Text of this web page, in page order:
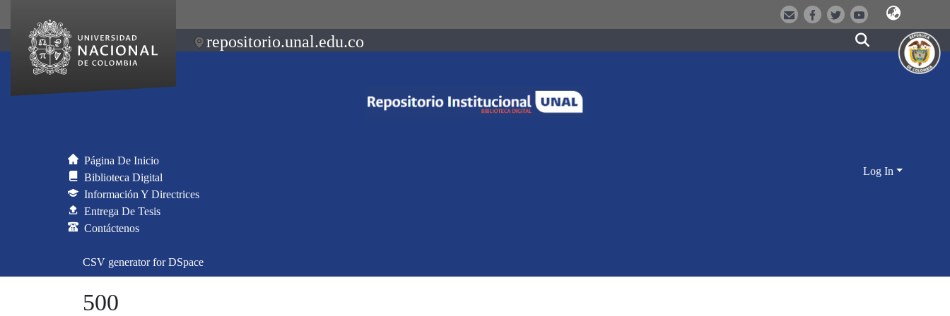
repositorio.unal.edu.co
Página De Inicio
Biblioteca Digital
Información Y Directrices
Entrega De Tesis
Contáctenos
Log In
CSV generator for DSpace
500